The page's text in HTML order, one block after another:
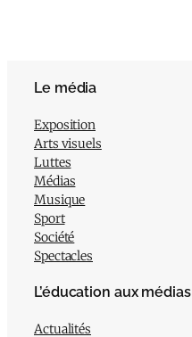
Le média
Exposition
Arts visuels
Luttes
Médias
Musique
Sport
Société
Spectacles
L’éducation aux médias
Actualités